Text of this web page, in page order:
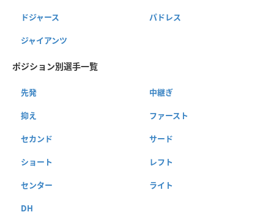
ドジャース パドレス
ジャイアンツ
ポジション別選手一覧
先発 中継ぎ
抑え ファースト
セカンド サード
ショート レフト
センター ライト
DH